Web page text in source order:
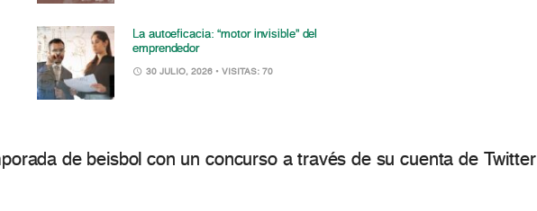
La autoeficacia: “motor invisible” del
emprendedor
30 JULIO, 2026 • VISITAS: 70
de beisbol con un concurso a través de su cuenta de Twitter